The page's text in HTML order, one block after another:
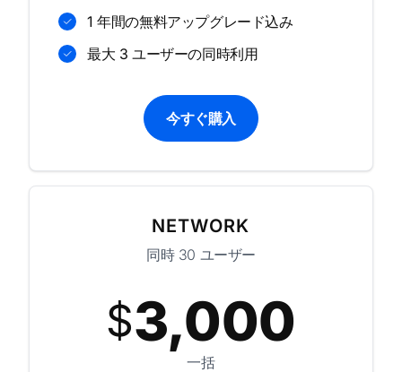
1 年間の無料アップグレード込み
最大 3 ユーザーの同時利用
今すぐ購入
NETWORK
同時 30 ユーザー
$3,000
一括